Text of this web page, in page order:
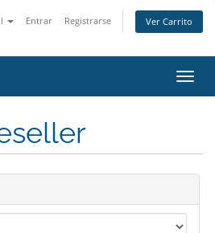
Entrar Registrarse Ver Carrito